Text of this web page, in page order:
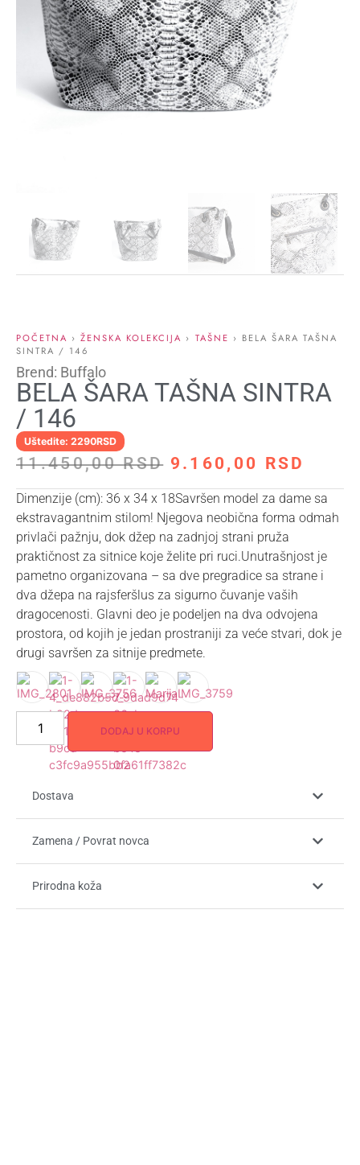
POČETNA ›ŽENSKA KOLEKCIJA › TAŠNE › BELA ŠARA TAŠNA
SINTRA / 146
Brend: Buffalo
BELA ŠARA TAŠNA SINTRA
/ 146
Uštedite: 2290RSD
11.450,00RSD 9.160,00 RSD
Dimenzije (cm): 36 x 34 x 18Savršen model za dame sa
ekstravagantnim stilom! Njegova neobična forma odmah
privlači pažnju, dok džep na zadnjoj strani pruža
praktičnost za sitnice koje želite pri ruci.Unutrašnjost je
pametno organizovana – sa dve pregradice sa strane i
dva džepa na rajsferšlus za sigurno čuvanje vaših
dragocenosti. Glavni deo je podeljen na dva odvojena
prostora, od kojih je jedan prostraniji za veće stvari, dok je
drugi savršen za sitnije predmete.
DODAJ U KORPU
Dostava
Zamena / Povrat novca
Prirodna koža